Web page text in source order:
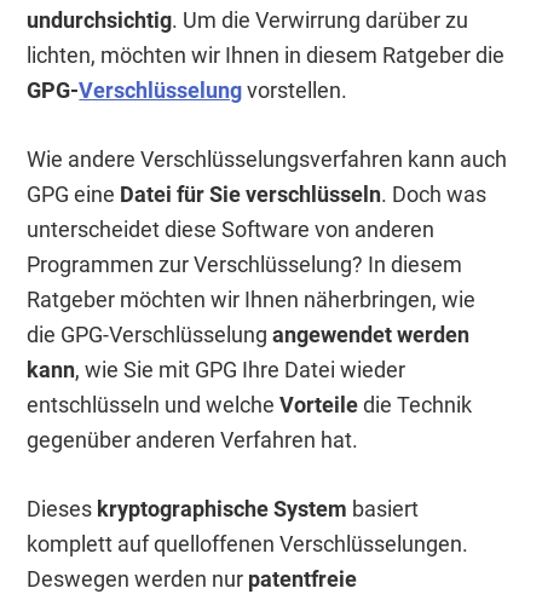
undurchsichtig. Um die Verwirrung darüber zu
lichten, möchten wir Ihnen in diesem Ratgeber die
GPG-Verschlüsselungvorstellen.
Wie andere Verschlüsselungsverfahren kann auch
GPG eine Datei für Sie verschlüsseln. Doch was
unterscheidet diese Software von anderen
Programmen zur Verschlüsselung? In diesem
Ratgeber möchten wir Ihnen näherbringen, wie
die GPG-Verschlüsselungangewendet werden
kann, wie Sie mit GPG Ihre Datei wieder
entschlüsseln und welcheVorteiledie Technik
gegenüber anderen Verfahren hat.
Dieses kryptographische System basiert
komplett auf quelloffenen Verschlüsselungen.
Deswegen werden nur patentfreie